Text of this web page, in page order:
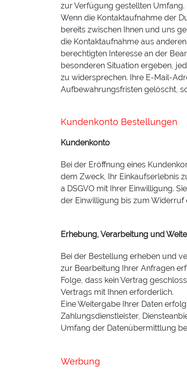
zur Verfügung gestellten
Wenn die Kontaktaufnahme der
bereits zwischen Ihnen und uns
die Kontaktaufnahme aus
berechtigten Interesse an der
besonderen Situation ergeben,
zu widersprechen. Ihre E-Mail-
Aufbewahrungsfristen gelöscht,
Kundenkonto Bestellungen
Kundenkonto
Bei der Eröffnung eines
dem Zweck, Ihr Einkaufserlebnis
a DSGVO mit Ihrer Einwilligung.
der Einwilligung bis zum
Erhebung, Verarbeitung und
Bei der Bestellung erheben und
zur Bearbeitung Ihrer Anfragen
Folge, dass kein Vertrag
Vertrags mit Ihnen erforderlich.
Eine Weitergabe Ihrer Daten
Zahlungsdienstleister,
Umfang der Datenübermittlung
Werbung